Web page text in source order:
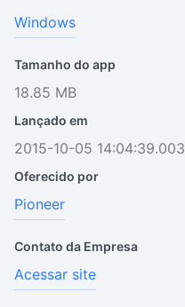
Windows
Tamanho do app
18.85 MB
Lançado em
2015-10-05 14:04:39.003
Oferecido por
Pioneer
Contato da Empresa
Acessar site